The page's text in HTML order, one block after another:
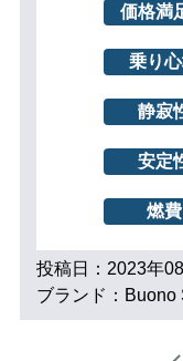
価格満
乗り
静寂
安定
燃費
投稿日：2023年
ブランド：Buono